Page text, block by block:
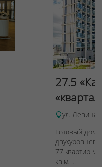
27.5
ул. Левина,
Готовый дом
77 квартир
кв.м. ...